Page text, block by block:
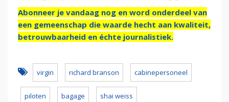
Abonneer je vandaag nog en word onderdeel van
een gemeenschap die waarde hecht aan kwaliteit,
betrouwbaarheid en échte journalistiek.
virgin richard branson cabinepersoneel
piloten bagage shai weiss